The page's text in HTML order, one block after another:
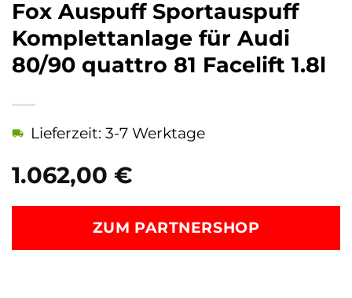
Fox Auspuff Sportauspuff
Komplettanlage für Audi
80/90 quattro 81 Facelift 1.8l
1.062,00 €
Lieferzeit: 3-7 Werktage
ZUM PARTNERSHOP